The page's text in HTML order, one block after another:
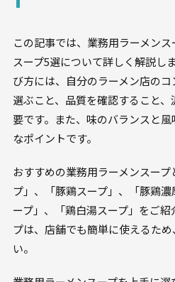
この記事では、業務用ラーメン
スープ5選について詳しく解説し
び方には、自分のラーメン店の
選ぶこと、品質を確認すること
要です。また、味のバランスと
なポイントです。
おすすめの業務用ラーメンスー
プ」、「豚鶏スープ」、「豚鶏
ープ」、「鶏白湯スープ」をご
プは、店舗でも簡単に使えるた
い。